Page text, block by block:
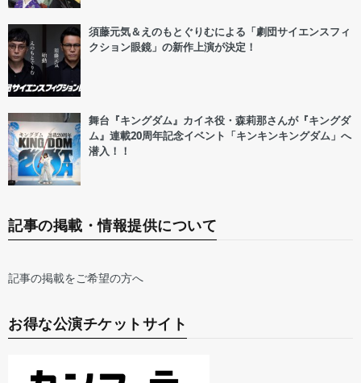
須藤元気＆えのもとぐりむによる「劇団サイエンスフィ
クション眼鏡」の新作上演が決定！
舞台『キングダム』カイネ役・森莉那さんが『キングダ
ム』連載20周年記念イベント「キンキンキングダム」へ
潜入！！
記事の掲載・情報提供について
記事の掲載をご希望の方へ
お得な公演チケットサイト